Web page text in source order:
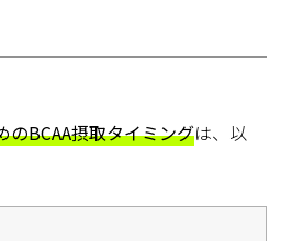
BCAA摂取タイミングは、以